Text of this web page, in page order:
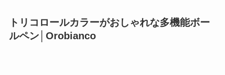
トリコロールカラーがおしゃれな多機能ボー
ルペン│Orobianco